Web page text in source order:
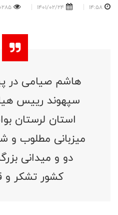
14:58
1401/02/24
هاشم صیامی در
سپهوند رییس
استان لرستان
میزبانی مطلوب و
دو و میدانی
کشور ‌تشکر و